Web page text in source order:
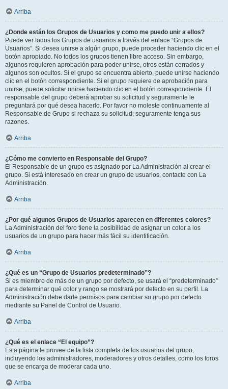
Arriba
¿Donde están los Grupos de Usuarios y como me puedo unir a ellos?
Puede ver todos los Grupos de usuarios a través del enlace “Grupos de
Usuarios”. Si desea unirse a algún grupo, puede proceder haciendo clic en el
botón apropiado. No todos los grupos tienen libre acceso. Sin embargo,
algunos requieren aprobación para poder unirse, otros están cerrados y
algunos son ocultos. Si el grupo se encuentra abierto, puede unirse haciendo
clic en el botón correspondiente. Si el grupo requiere de aprobación para
unirse, puede solicitar unirse haciendo clic en el botón correspondiente. El
responsable del grupo deberá aprobar su solicitud y seguramente le
preguntará por qué desea hacerlo. Por favor no moleste continuamente al
Responsable de Grupo si rechaza su solicitud; seguramente tenga sus
razones.
Arriba
¿Cómo me convierto en Responsable del Grupo?
El Responsable de un grupo es asignado por La Administración al crear el
grupo. Si está interesado en crear un grupo de usuarios, contacte con La
Administración.
Arriba
¿Por qué algunos Grupos de Usuarios aparecen en diferentes colores?
La Administración del foro tiene la posibilidad de asignar un color a los
usuarios de un grupo para hacer más fácil su identificación.
Arriba
¿Qué es un “Grupo de Usuarios predeterminado”?
Si es miembro de más de un grupo por defecto, se usará el “predeterminado”
para determinar qué color y rango se mostrará por defecto en su perfil. La
Administración debe darle permisos para cambiar su grupo por defecto
mediante su Panel de Control de Usuario.
Arriba
¿Qué es el enlace “El equipo”?
Esta página le provee de la lista completa de los usuarios del grupo,
incluyendo los administradores, moderadores y otros detalles, como los foros
que se encarga de moderar cada uno.
Arriba